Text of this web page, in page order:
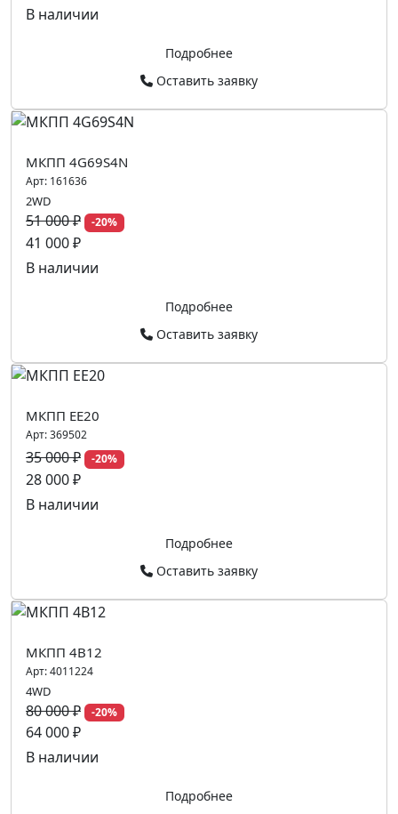
В наличии
Подробнее
Оставить заявку
МКПП 4G69S4N
Арт: 161636
2WD
51 000 ₽ -20%
41 000 ₽
В наличии
Подробнее
Оставить заявку
МКПП EE20
Арт:369502
35 000 ₽ -20%
28 000 ₽
В наличии
Подробнее
Оставить заявку
МКПП 4B12
Арт:4011224
4WD
80 000 ₽ -20%
64 000 ₽
В наличии
Подробнее